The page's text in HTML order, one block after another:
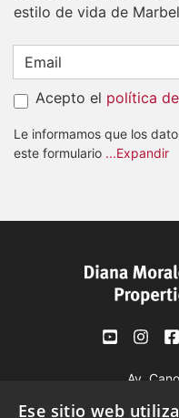
estilo de vida de
Acepto el política
Le informamos que los
este formulario ...Expandir
Av.
Ese sitio web